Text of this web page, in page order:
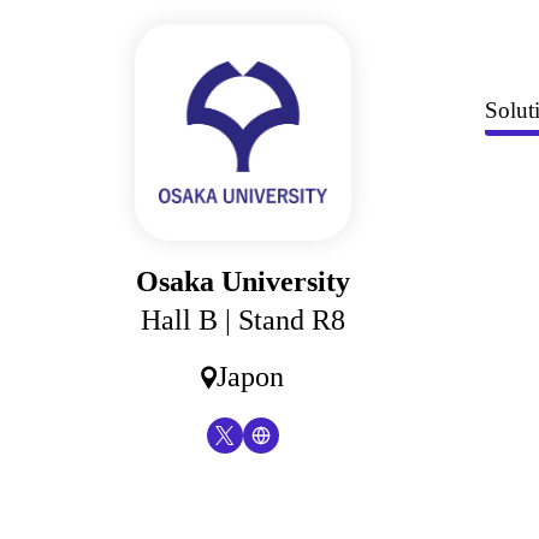
Osaka University
Hall B | Stand R8
Japon